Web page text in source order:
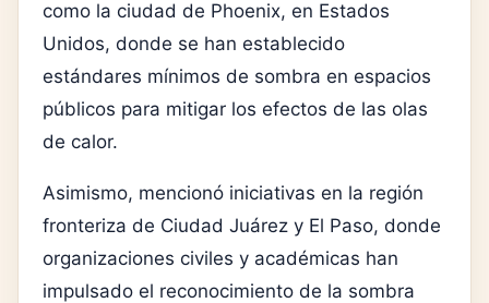
como la ciudad de Phoenix, en Estados
Unidos, donde se han establecido
estándares mínimos de sombra en espacios
públicos para mitigar los efectos de las olas
de calor.
Asimismo, mencionó iniciativas en la región
fronteriza de Ciudad Juárez y El Paso, donde
organizaciones civiles y académicas han
impulsado el reconocimiento de la sombra